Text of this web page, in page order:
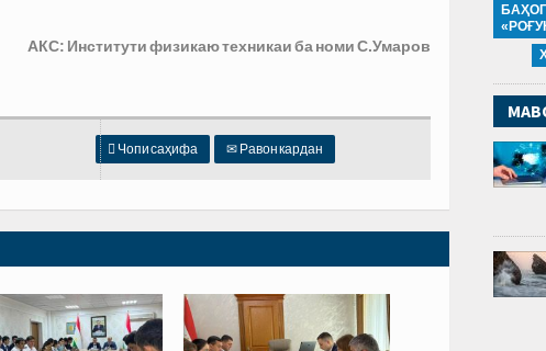
АКС: Институти физикаю техникаи ба номи С.Умаров
 Чопи саҳифа ✉ Равон кардан